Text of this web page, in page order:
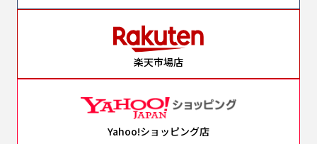
楽天市場店
Yahoo!ショッピング店